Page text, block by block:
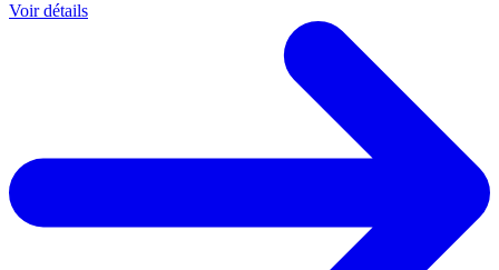
Voir détails